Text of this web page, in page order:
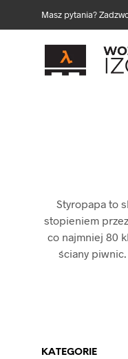
Masz pytania?
Styropapa to
stopieniem
co najmniej 80
ściany
KATEGORIE